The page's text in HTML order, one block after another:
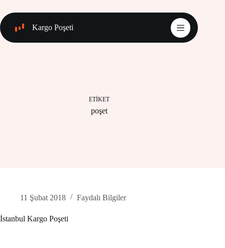
content
Kargo Poşeti
ETIKET
poşet
11 Şubat 2018 Faydalı Bilgiler
İstanbul Kargo Poşeti